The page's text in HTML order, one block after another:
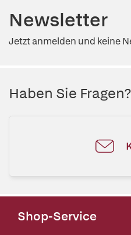
Newsletter
Jetzt anmelden und keine
Haben Sie
Shop-Service